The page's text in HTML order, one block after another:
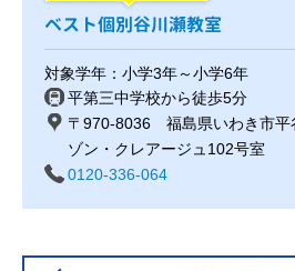
ベスト個別谷川瀬教室
対象学年：小学3年～小学6年
平第三中学校から徒歩5分
〒970-8036 福島県いわき市平
ゾン・クレアージュ102号室
0120-336-064